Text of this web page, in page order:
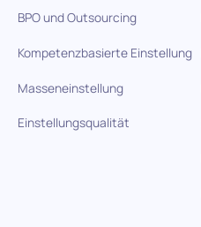
BPO und Outsourcing
Kompetenzbasierte Einstellung
Masseneinstellung
Einstellungsqualität